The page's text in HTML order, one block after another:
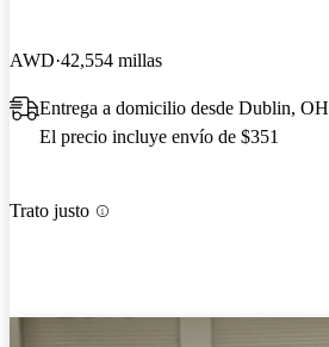
AWD 42,554 millas
Entrega a domicilio desde Dublin, OH
El precio incluye envío de $351
Trato justo